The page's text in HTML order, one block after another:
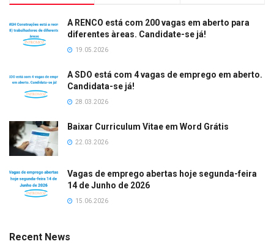
A RENCO está com 200 vagas em aberto para
diferentes àreas. Candidate-se já!
19.05.2026
A SDO está com 4 vagas de emprego em aberto.
Candidata-se já!
28.03.2026
Baixar Curriculum Vitae em Word Grátis
22.03.2026
Vagas de emprego abertas hoje segunda-feira
14 de Junho de 2026
15.06.2026
Recent News